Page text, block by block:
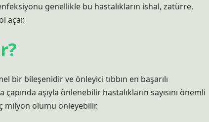
genellikle bu hastalıkların ishal, zatürre,
açar.
bir bileşenidir ve önleyici tıbbın en başarılı
aşıyla önlenebilir hastalıkların sayısını önemli
milyon ölümü önleyebilir.